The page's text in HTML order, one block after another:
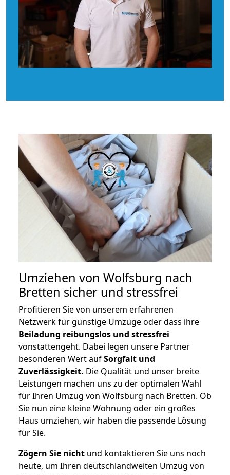
Umziehen von Wolfsburg nach
Bretten sicher und stressfrei
Profitieren Sie von unserem erfahrenen
Netzwerk für günstige Umzüge oder dass ihre
Beiladung reibungslos und stressfrei
vonstattengeht. Dabei legen unsere Partner
besonderen Wert aufSorgfalt und
Zuverlässigkeit. Die Qualität und unser breite
Leistungen machen uns zu der optimalen Wahl
für Ihren Umzug von Wolfsburg nach Bretten. Ob
Sie nun eine kleine Wohnung oder ein großes
Haus umziehen, wir haben die passende Lösung
für Sie.
Zögern Sie nicht und kontaktieren Sie uns noch
heute, um Ihren deutschlandweiten Umzug von